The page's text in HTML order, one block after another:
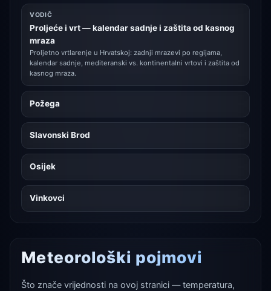
VODIČ
Proljeće i vrt — kalendar sadnje i zaštita od kasnog
mraza
Proljetno vrtlarenje u Hrvatskoj: zadnji mrazevi po regijama,
kalendar sadnje, mediteranski vs. kontinentalni vrtovi i zaštita od
kasnog mraza.
Požega
Slavonski Brod
Osijek
Vinkovci
Meteorološki pojmovi
Što znače vrijednosti na ovoj stranici — temperatura,